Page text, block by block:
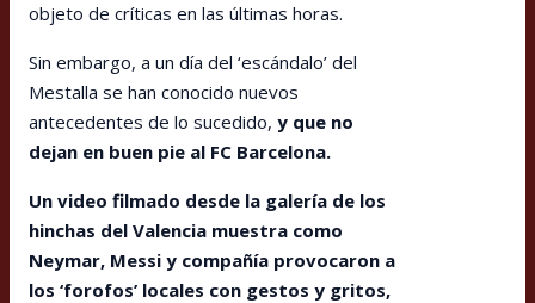
objeto de críticas en las últimas horas.
Sin embargo, a un día del ‘escándalo’ del
Mestalla se han conocido nuevos
antecedentes de lo sucedido, y que no
dejan en buen pie al FC Barcelona.
Un video filmado desde la galería de los
hinchas del Valencia muestra como
Neymar, Messi y compañía provocaron a
los ‘forofos’ locales con gestos y gritos,